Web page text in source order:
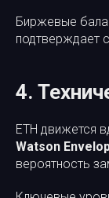
Биржевые
подтверждает
4.
ETH движется
Watson
вероятность